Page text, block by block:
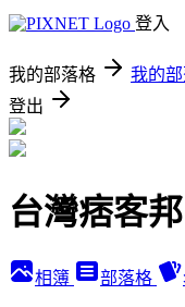
登入
我的部落格 我的
登出
台灣痞客邦
相簿 部落格